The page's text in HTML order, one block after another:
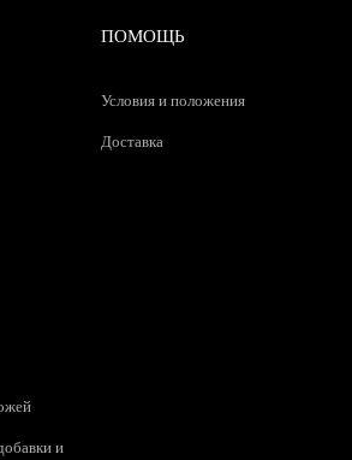
ПОМОЩЬ
Условия и положения
Доставка
и